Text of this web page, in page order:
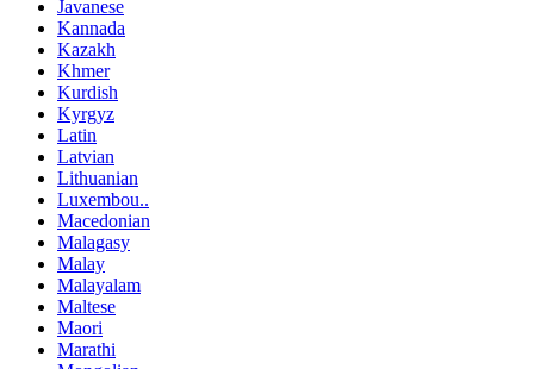
Javanese
Kannada
Kazakh
Khmer
Kurdish
Kyrgyz
Latin
Latvian
Lithuanian
Luxembou..
Macedonian
Malagasy
Malay
Malayalam
Maltese
Maori
Marathi